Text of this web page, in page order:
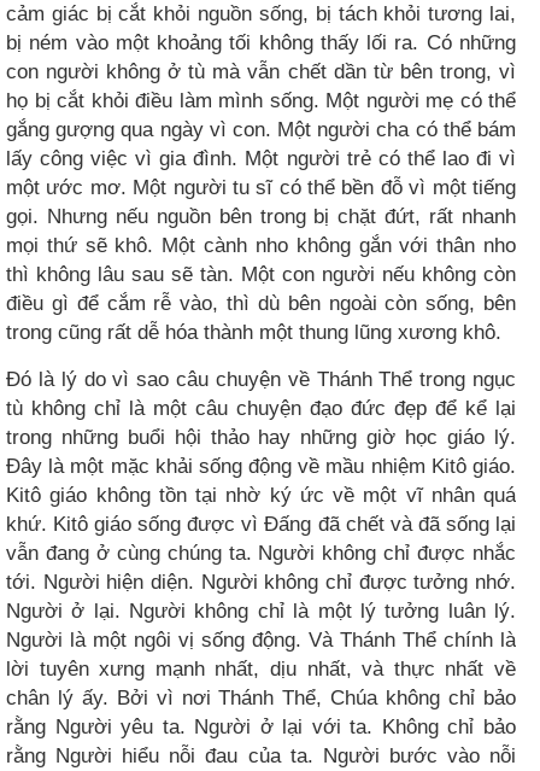
cảm giác bị cắt khỏi nguồn sống, bị tách khỏi tương lai,
bị ném vào một khoảng tối không thấy lối ra. Có những
con người không ở tù mà vẫn chết dần từ bên trong, vì
họ bị cắt khỏi điều làm mình sống. Một người mẹ có thể
gắng gượng qua ngày vì con. Một người cha có thể bám
lấy công việc vì gia đình. Một người trẻ có thể lao đi vì
một ước mơ. Một người tu sĩ có thể bền đỗ vì một tiếng
gọi. Nhưng nếu nguồn bên trong bị chặt đứt, rất nhanh
mọi thứ sẽ khô. Một cành nho không gắn với thân nho
thì không lâu sau sẽ tàn. Một con người nếu không còn
điều gì để cắm rễ vào, thì dù bên ngoài còn sống, bên
trong cũng rất dễ hóa thành một thung lũng xương khô.
Đó là lý do vì sao câu chuyện về Thánh Thể trong ngục
tù không chỉ là một câu chuyện đạo đức đẹp để kể lại
trong những buổi hội thảo hay những giờ học giáo lý.
Đây là một mặc khải sống động về mầu nhiệm Kitô giáo.
Kitô giáo không tồn tại nhờ ký ức về một vĩ nhân quá
khứ. Kitô giáo sống được vì Đấng đã chết và đã sống lại
vẫn đang ở cùng chúng ta. Người không chỉ được nhắc
tới. Người hiện diện. Người không chỉ được tưởng nhớ.
Người ở lại. Người không chỉ là một lý tưởng luân lý.
Người là một ngôi vị sống động. Và Thánh Thể chính là
lời tuyên xưng mạnh nhất, dịu nhất, và thực nhất về
chân lý ấy. Bởi vì nơi Thánh Thể, Chúa không chỉ bảo
rằng Người yêu ta. Người ở lại với ta. Không chỉ bảo
rằng Người hiểu nỗi đau của ta. Người bước vào nỗi